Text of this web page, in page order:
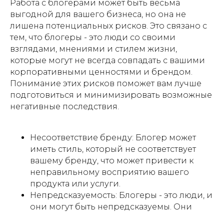
Работа с блогерами может быть весьма
выгодной для вашего бизнеса, но она не
лишена потенциальных рисков. Это связано с
тем, что блогеры - это люди со своими
взглядами, мнениями и стилем жизни,
которые могут не всегда совпадать с вашими
корпоративными ценностями и брендом.
Понимание этих рисков поможет вам лучше
подготовиться и минимизировать возможные
негативные последствия.
Несоответствие бренду: Блогер может
иметь стиль, который не соответствует
вашему бренду, что может привести к
неправильному восприятию вашего
продукта или услуги.
Непредсказуемость: Блогеры - это люди, и
они могут быть непредсказуемы. Они